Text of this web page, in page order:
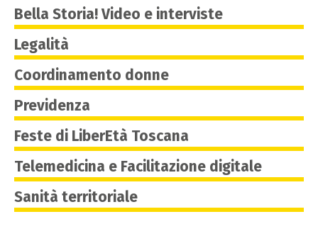
Bella Storia! Video e interviste
Legalità
Coordinamento donne
Previdenza
Feste di LiberEtà Toscana
Telemedicina e Facilitazione digitale
Sanità territoriale